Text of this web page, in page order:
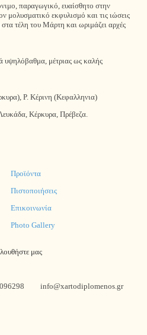
παραγωγικό, ευαίσθητο στην
μολυσματικό εκφυλισμό και τις ιώσεις
τέλη του Μάρτη και ωριμάζει αρχές
υψηλόβαθμα, μέτριας ως καλής
Ρ. Κέρινη (Κεφαλληνια)
Κέρκυρα, Πρέβεζα.
Προϊόντα
Πιστοποιήσεις
Επικοινωνία
Photo Gallery
μας
info@xartodiplomenos.gr